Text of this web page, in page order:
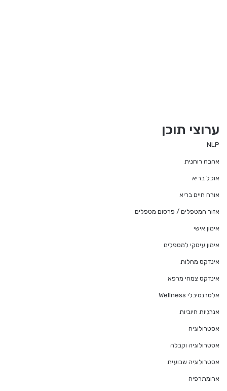
ערוצי תוכן
NLP
אהבה רוחנית
אוכל בריא
אורח חיים בריא
אזור המטפלים / פרסום מטפלים
אימון אישי
אימון עיסקי למטפלים
אינדקס מחלות
אינדקס צמחי מרפא
אלטרנטיבלי Wellness
אנרגיות חיוביות
אסטרולוגיה
אסטרולוגיה וקבלה
אסטרולוגיה שבועית
ארומתרפיה